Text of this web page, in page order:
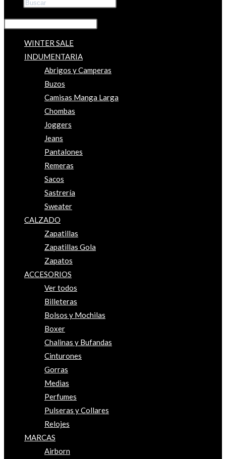
WINTER SALE
INDUMENTARIA
Abrigos y Camperas
Buzos
Camisas Manga Larga
Chombas
Joggers
Jeans
Pantalones
Remeras
Sacos
Sastrería
Sweater
CALZADO
Zapatillas
Zapatillas Gola
Zapatos
ACCESORIOS
Ver todos
Billeteras
Bolsos y Mochilas
Boxer
Chalinas y Bufandas
Cinturones
Gorras
Medias
Perfumes
Pulseras y Collares
Relojes
MARCAS
Airborn